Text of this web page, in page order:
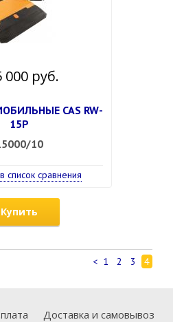
000 руб.
CAS RW-
15P
10
список сравнения
Купить
< 1 2 3 4
Доставка и самовывоз